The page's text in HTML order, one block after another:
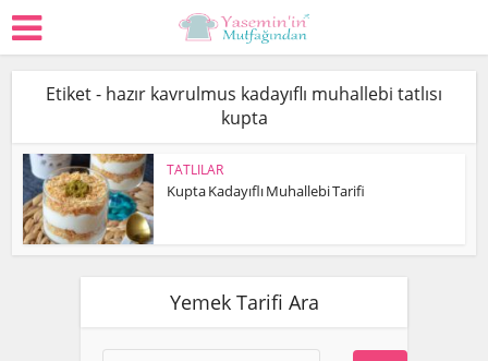
Etiket - hazır kavrulmus kadayıflı muhallebi tatlısı
kupta
TATLILAR
Kupta Kadayıflı Muhallebi Tarifi
Yemek Tarifi Ara